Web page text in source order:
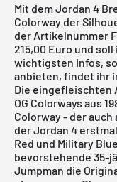
Mit dem Jordan 4
Colorway der
der Artikelnummer
215,00 Euro und
wichtigsten Infos,
anbieten, findet ihr
Die eingefleischten
OG Colorways aus
Colorway - der
derJordan 4
Red und Military
bevorstehende 35-
Jumpman die